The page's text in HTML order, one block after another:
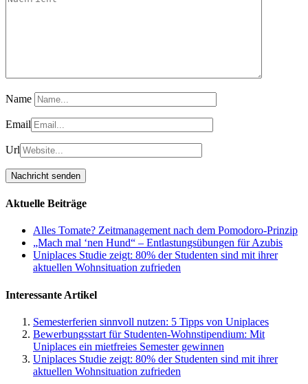
Name
Email
Url
Aktuelle Beiträge
Alles Tomate? Zeitmanagement nach dem Pomodoro-Prinzip
„Mach mal ‘nen Hund“ – Entlastungsübungen für Azubis
Uniplaces Studie zeigt: 80% der Studenten sind mit ihrer
aktuellen Wohnsituation zufrieden
Interessante Artikel
Semesterferien sinnvoll nutzen: 5 Tipps von Uniplaces
Bewerbungsstart für Studenten-Wohnstipendium: Mit
Uniplaces ein mietfreies Semester gewinnen
Uniplaces Studie zeigt: 80% der Studenten sind mit ihrer
aktuellen Wohnsituation zufrieden